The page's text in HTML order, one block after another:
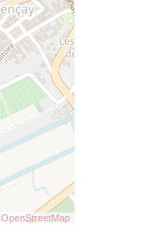
OpenStreetMap